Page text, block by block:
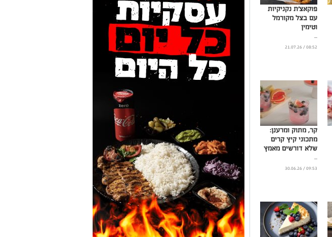
פוקאצ'ת נקניקיות
עם בצל מקורמל
וטימין
...
08:52 / 21.07.26
קר, מתוק ומרענן:
מתכוני קיץ קרים
שלא דורשים מאמץ
...
09:53 / 30.06.26